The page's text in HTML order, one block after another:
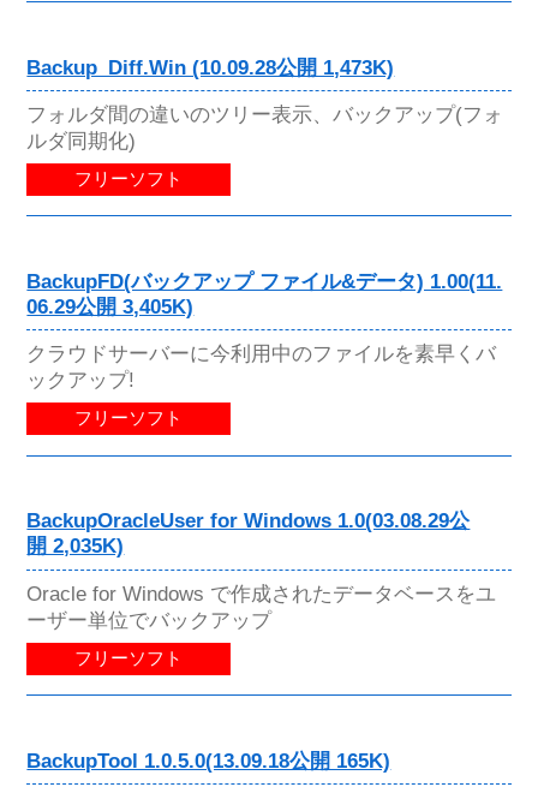
Backup_Diff.Win (10.09.28公開 1,473K)
フォルダ間の違いのツリー表示、バックアップ(フォ
ルダ同期化)
フリーソフト
BackupFD(バックアップ ファイル&データ) 1.00(11.
06.29公開 3,405K)
クラウドサーバーに今利用中のファイルを素早くバ
ックアップ!
フリーソフト
BackupOracleUser for Windows 1.0(03.08.29公
開 2,035K)
Oracle for Windows で作成されたデータベースをユ
ーザー単位でバックアップ
フリーソフト
BackupTool 1.0.5.0(13.09.18公開 165K)